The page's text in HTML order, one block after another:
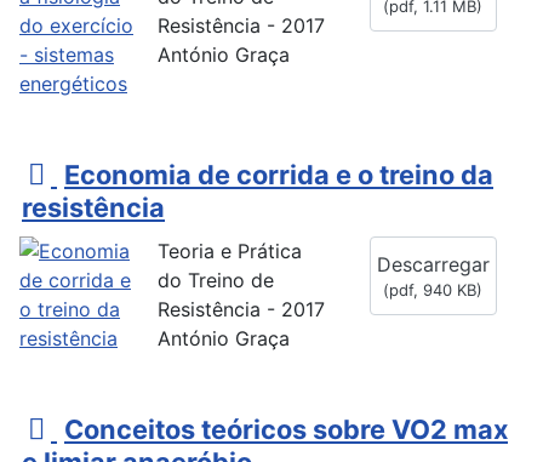
(pdf, 1.11 MB)
Resistência - 2017
António Graça
p
d
f
Economia de corrida e o treino da
resistência
Descarregar
(pdf, 940 KB)
Teoria e Prática
do Treino de
Resistência - 2017
António Graça
p
Conceitos teóricos sobre VO2 max